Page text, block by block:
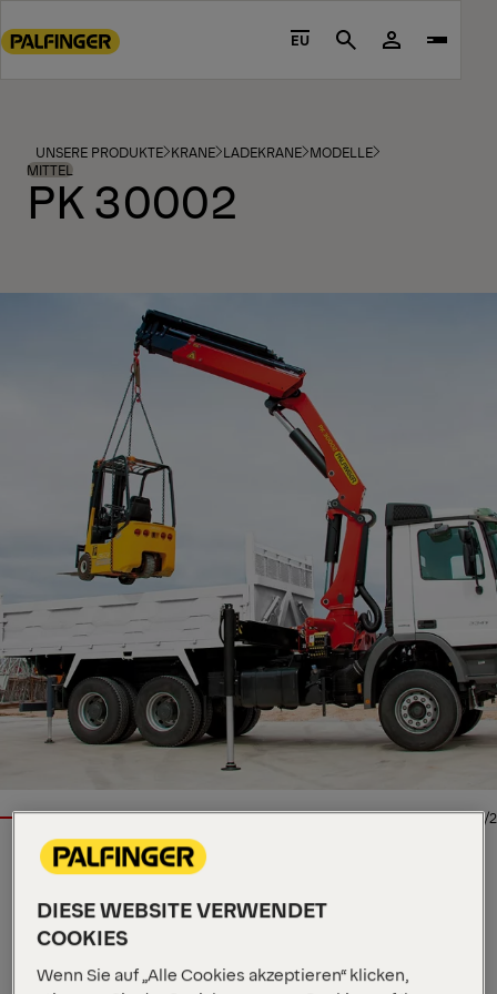
to
footer
content
EU Search
UNSERE PRODUKTE KRANE LADEKRANE MODELLE
MITTEL
PK 30002
1/2
Wichtige Spezifikationen
Max. Hubkraft 10.000 kg
DIESE WEBSITE VERWENDET
COOKIES
Wenn Sie auf „Alle Cookies akzeptieren“ klicken,